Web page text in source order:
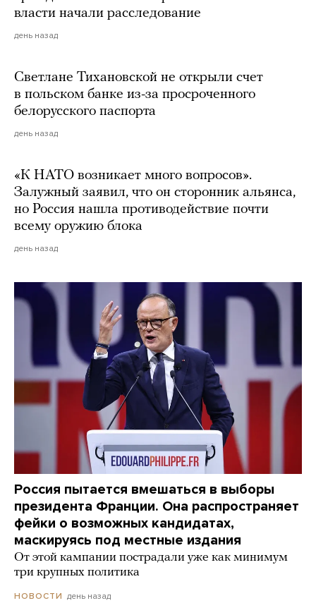
власти начали расследование
день назад
Светлане Тихановской не открыли счет
в польском банке из-за просроченного
белорусского паспорта
день назад
«К НАТО возникает много вопросов».
Залужный заявил, что он сторонник альянса,
но Россия нашла противодействие почти
всему оружию блока
день назад
Россия пытается вмешаться в выборы
президента Франции. Она распространяет
фейки о возможных кандидатах,
маскируясь под местные издания
От этой кампании пострадали уже как минимум
три крупных политика
НОВОСТИ день назад